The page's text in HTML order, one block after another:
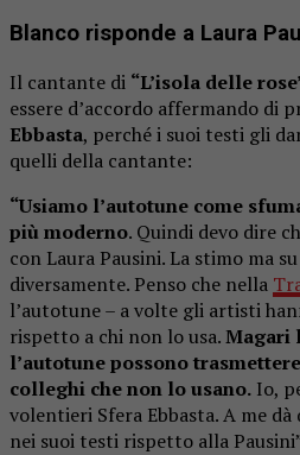
Blanco risponde a Laura
Il cantante di “L’isola delle
essere d’accordo affermando di
Ebbasta, perché i suoi testi gli
quelli della cantante:
“Usiamo l’autotune come
più moderno. Quindi devo dire
con Laura Pausini. La stimo ma
diversamente. Penso che nella
l’autotune – a volte gli artisti
rispetto a chi non lo usa.Magari
l’autotune possono
colleghi che non lo usano. Io,
volentieri Sfera Ebbasta. A me
nei suoi testi rispetto alla